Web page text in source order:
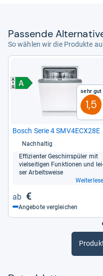
Pas­sende
So wählen wir die Produkte
Sehr gut
1,5
Bosch Serie 4 SMV4ECX28E
Nachhaltig
Effi­zi­en­ter Geschirr­spü­ler mit
viel­sei­ti­gen Funk­tio­nen und lei­
ser Arbeits­weise
€
Angebote vergleichen